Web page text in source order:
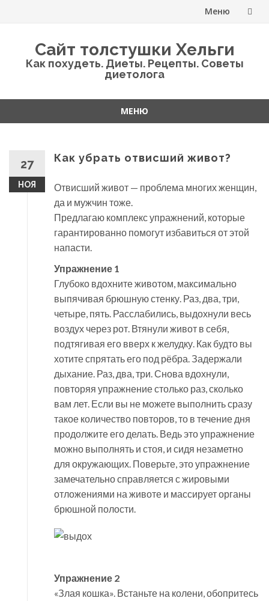
Меню
Сайт толстушки Хельги
Как похудеть. Диеты. Рецепты. Советы
диетолога
МЕНЮ
27
НОЯ
Как убрать отвисший живот?
Отвисший живот — проблема многих женщин,
да и мужчин тоже.
Предлагаю комплекс упражнений, которые
гарантированно помогут избавиться от этой
напасти.
Упражнение 1
Глубоко вдохните животом, максимально
выпячивая брюшную стенку. Раз, два, три,
четыре, пять. Расслабились, выдохнули весь
воздух через рот. Втянули живот в себя,
подтягивая его вверх к желудку. Как будто вы
хотите спрятать его под рёбра. Задержали
дыхание. Раз, два, три. Снова вдохнули,
повторяя упражнение столько раз, сколько
вам лет. Если вы не можете выполнить сразу
такое количество повторов, то в течение дня
продолжите его делать. Ведь это упражнение
можно выполнять и стоя, и сидя незаметно
для окружающих. Поверьте, это упражнение
замечательно справляется с жировыми
отложениями на животе и массирует органы
брюшной полости.
Упражнение 2
«Злая кошка». Встаньте на колени, обопритесь